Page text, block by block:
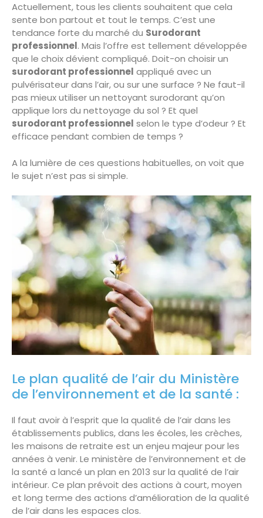
Actuellement, tous les clients souhaitent que cela
sente bon partout et tout le temps. C’est une
tendance forte du marché du Surodorant
professionnel. Mais l’offre est tellement développée
que le choix dévient compliqué. Doit-on choisir un
surodorant professionnel appliqué avec un
pulvérisateur dans l’air, ou sur une surface ? Ne faut-il
pas mieux utiliser un nettoyant surodorant qu’on
applique lors du nettoyage du sol ? Et quel
surodorant professionnel selon le type d’odeur ? Et
efficace pendant combien de temps ?
A la lumière de ces questions habituelles, on voit que
le sujet n’est pas si simple.
Le plan qualité de l’air du Ministère
de l’environnement et de la santé :
Il faut avoir à l’esprit que la qualité de l’air dans les
établissements publics, dans les écoles, les crèches,
les maisons de retraite est un enjeu majeur pour les
années à venir. Le ministère de l’environnement et de
la santé a lancé un plan en 2013 sur la qualité de l’air
intérieur. Ce plan prévoit des actions à court, moyen
et long terme des actions d’amélioration de la qualité
de l’air dans les espaces clos.